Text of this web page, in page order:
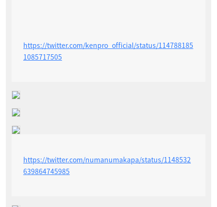
https://twitter.com/kenpro_official/status/114788185
1085717505
https://twitter.com/numanumakapa/status/1148532
639864745985